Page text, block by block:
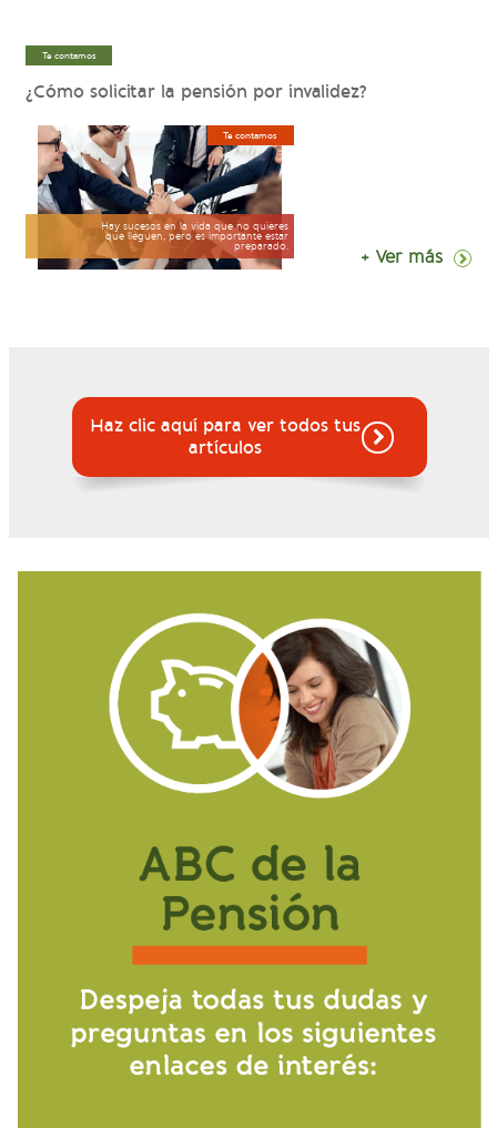
Te contamos
Hay sucesos en la vida que no quieres
que lleguen, pero es importante estar
preparado.
Te contamos
¿Cómo solicitar la pensión por invalidez?
+ Ver más
Haz clic aquí para ver todos tus
artículos